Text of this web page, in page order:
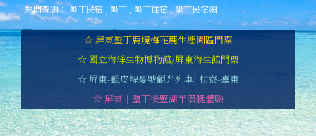
熱門查詢：墾丁民宿 ,墾丁,墾丁住宿,墾丁民宿網
☆ 屏東墾丁鹿境梅花鹿生態園區門票
☆ 國立海洋生物博物館/屏東海生館門票
☆ 屏東-藍皮解憂號觀光列車| 枋寮-臺東
☆ 屏東｜墾丁後壁湖半潛艇體驗